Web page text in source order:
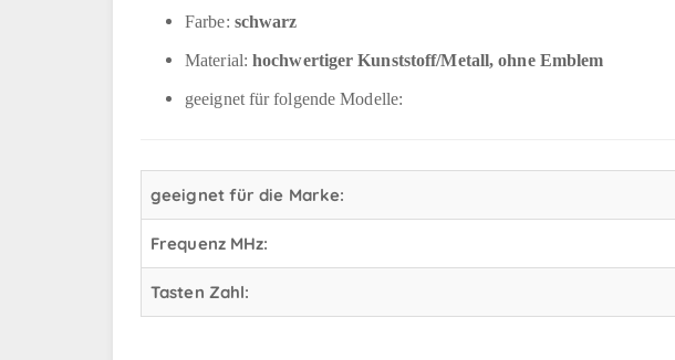
Farbe: schwarz
Material: hochwertiger Kunststoff/Metall, ohne Emblem
geeignet für folgende Modelle:
geeignet für die Marke:
Frequenz MHz:
Tasten Zahl: